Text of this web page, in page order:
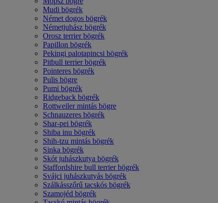
Mudi bögrék
Német dogos bögrék
Németjuhász bögrék
Orosz terrier bögrék
Papillon bögrék
Pekingi palotapincsi bögrék
Pitbull terrier bögrék
Pointeres bögrék
Pulis bögre
Pumi bögrék
Ridgeback bögrék
Rottweiler mintás bögre
Schnauzeres bögrék
Shar-pei bögrék
Shiba inu bögrék
Shih-tzu mintás bögrék
Sinka bögrék
Skót juhászkutya bögrék
Staffordshire bull terrier bögrék
Svájci juhászkutyás bögrék
Szálkásszőrű tacskós bögrék
Szamojéd bögrék